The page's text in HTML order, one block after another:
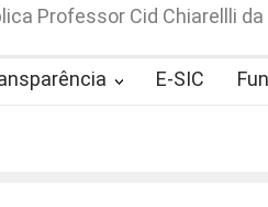
Professor Cid Chiarellli
E-SIC